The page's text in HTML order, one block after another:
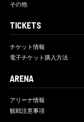
その他
TICKETS
チケット情報
電子チケット購入方法
ARENA
アリーナ情報
観戦注意事項